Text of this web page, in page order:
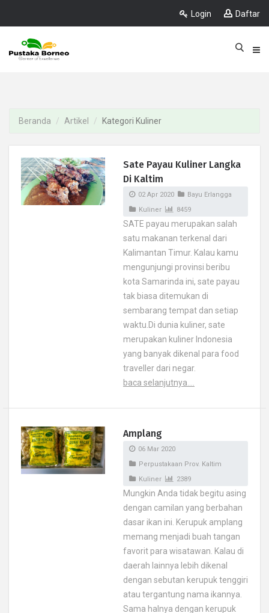
Login Daftar
Beranda Artikel Kategori Kuliner
Sate Payau Kuliner Langka
Di Kaltim
02 Apr 2020
Bayu Erlangga
Kuliner
8459
SATE payau merupakan salah
satu makanan terkenal dari
Kalimantan Timur. Kalau kamu
mengunjungi provinsi beribu
kota Samarinda ini, sate payau
tak biasa ditemukan di
sembarang tempat dan setiap
waktu.Di dunia kuliner, sate
merupakan kuliner Indonesia
yang banyak dikenal para food
traveller dari negar.
baca selanjutnya....
Amplang
06 Mar 2020
Perpustakaan Prov. Kaltim
Kuliner
2389
Mungkin Anda tidak begitu asing
dengan camilan yang berbahan
dasar ikan ini. Kerupuk amplang
memang menjadi buah tangan
favorit para wisatawan. Kalau di
daerah lainnya lebih dikenal
dengan sebutan kerupuk tenggiri
atau tergantung nama ikannya.
Sama halnya dengan kerupuk